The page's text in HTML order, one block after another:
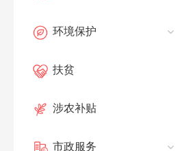
环境保护
扶贫
涉农补贴
市政服务